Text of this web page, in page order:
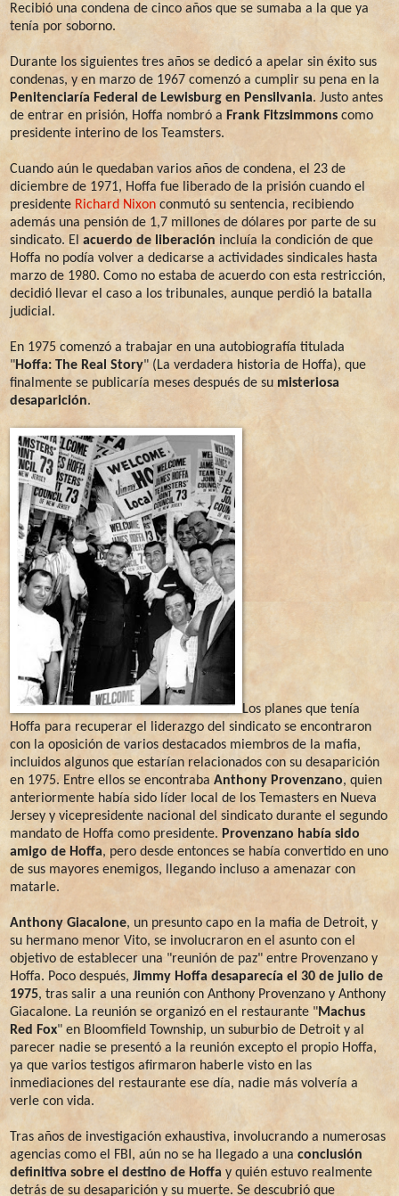
Recibió una condena de cinco años que se sumaba a la que ya
tenía por soborno.
Durante los siguientes tres años se dedicó a apelar sin éxito sus
condenas, y en marzo de 1967 comenzó a cumplir su pena en la
Penitenciaría Federal de Lewisburg en Pensilvania. Justo antes
de entrar en prisión, Hoffa nombró a Frank Fitzsimmons como
presidente interino de los Teamsters.
Cuando aún le quedaban varios años de condena, el 23 de
diciembre de 1971, Hoffa fue liberado de la prisión cuando el
presidente Richard Nixon conmutó su sentencia, recibiendo
además una pensión de 1,7 millones de dólares por parte de su
sindicato. El acuerdo de liberación incluía la condición de que
Hoffa no podía volver a dedicarse a actividades sindicales hasta
marzo de 1980. Como no estaba de acuerdo con esta restricción,
decidió llevar el caso a los tribunales, aunque perdió la batalla
judicial.
En 1975 comenzó a trabajar en una autobiografía titulada
"Hoffa: The Real Story" (La verdadera historia de Hoffa), que
finalmente se publicaría meses después de su misteriosa
desaparición.
Los planes que tenía
Hoffa para recuperar el liderazgo del sindicato se encontraron
con la oposición de varios destacados miembros de la mafia,
incluidos algunos que estarían relacionados con su desaparición
en 1975. Entre ellos se encontraba Anthony Provenzano, quien
anteriormente había sido líder local de los Temasters en Nueva
Jersey y vicepresidente nacional del sindicato durante el segundo
mandato de Hoffa como presidente. Provenzano había sido
amigo de Hoffa, pero desde entonces se había convertido en uno
de sus mayores enemigos, llegando incluso a amenazar con
matarle.
Anthony Giacalone, un presunto capo en la mafia de Detroit, y
su hermano menor Vito, se involucraron en el asunto con el
objetivo de establecer una "reunión de paz" entre Provenzano y
Hoffa. Poco después, Jimmy Hoffa desaparecía el 30 de julio de
1975, tras salir a una reunión con Anthony Provenzano y Anthony
Giacalone. La reunión se organizó en el restaurante "Machus
Red Fox" en Bloomfield Township, un suburbio de Detroit y al
parecer nadie se presentó a la reunión excepto el propio Hoffa,
ya que varios testigos afirmaron haberle visto en las
inmediaciones del restaurante ese día, nadie más volvería a
verle con vida.
Tras años de investigación exhaustiva, involucrando a numerosas
agencias como el FBI, aún no se ha llegado a una conclusión
definitiva sobre el destino de Hoffa y quién estuvo realmente
detrás de su desaparición y su muerte. Se descubrió que